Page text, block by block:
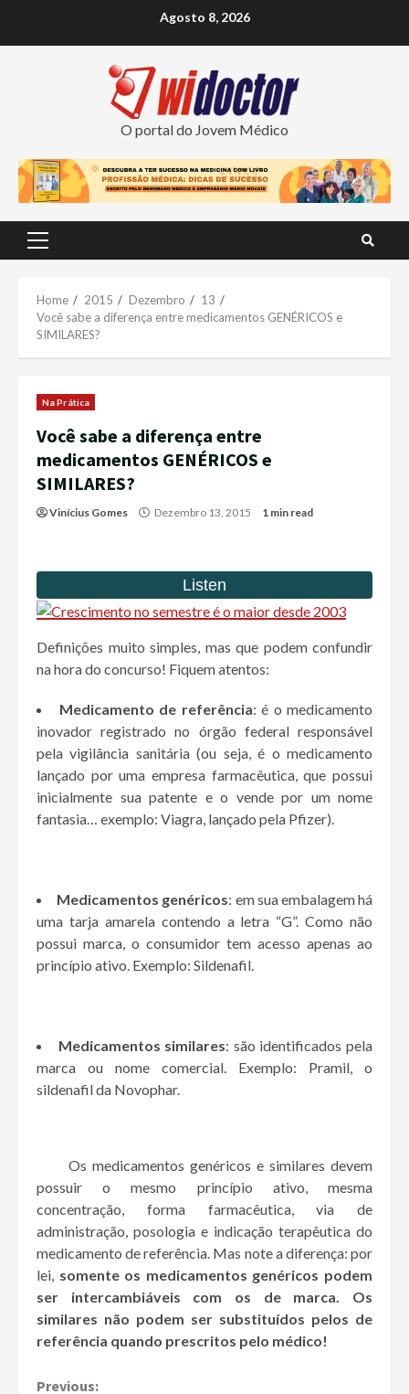
Agosto 8, 2026
O portal do Jovem Médico
Primary
Home 2015 Dezembro
13
Você sabe a diferença entre medicamentos GENÉRICOS e
SIMILARES?
Na Prática
Você sabe a diferença entre
medicamentos GENÉRICOS e
SIMILARES?
Vinícius Gomes Dezembro 13, 2015 1 min read
Definições muito simples, mas que podem confundir
na hora do concurso! Fiquem atentos:
Medicamento de referência: é o medicamento
inovador registrado no órgão federal responsável
pela vigilância sanitária (ou seja, é o medicamento
lançado por uma empresa farmacêutica, que possui
inicialmente sua patente e o vende por um nome
fantasia… exemplo: Viagra, lançado pela Pfizer).
Medicamentos genéricos: em sua embalagem há
uma tarja amarela contendo a letra “G”. Como não
possui marca, o consumidor tem acesso apenas ao
princípio ativo. Exemplo: Sildenafil.
Medicamentos similares: são identificados pela
marca ou nome comercial. Exemplo: Pramil, o
sildenafil da Novophar.
Os medicamentos genéricos e similares devem
possuir o mesmo princípio ativo, mesma
concentração, forma farmacêutica, via de
administração, posologia e indicação terapêutica do
medicamento de referência. Mas note a diferença: por
lei, somente os medicamentos genéricos podem
ser intercambiáveis com os de marca. Os
similares não podem ser substituídos pelos de
referência quando prescritos pelo médico!
Previous: